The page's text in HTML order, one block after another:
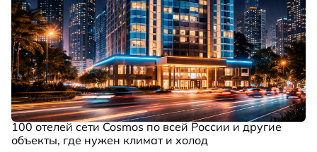
100 отелей сети Cosmos по всей России и другие
объекты, где нужен климат и холод